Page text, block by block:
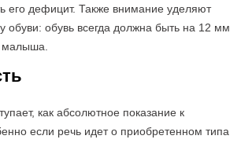
его дефицит. Также внимание уделяют
обуви: обувь всегда должна быть на 12 мм
малыша.
как абсолютное показание к
если речь идет о приобретенном типа